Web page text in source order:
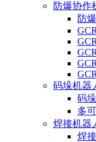
防爆协作
防
码垛机器
码
多
焊接机器
焊